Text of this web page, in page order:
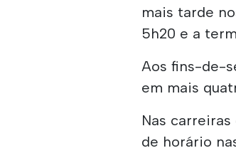
mais tarde
5h20 e a
Aos fins-de-
em mais
Nas
de horário